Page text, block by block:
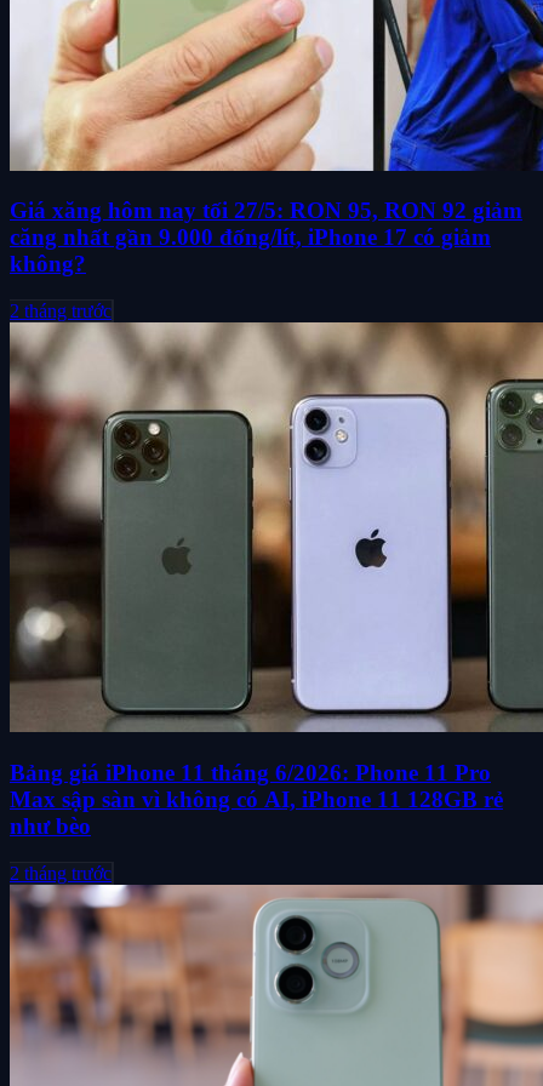
Giá xăng hôm nay tối 27/5: RON 95, RON 92 giảm
căng nhất gần 9.000 đống/lít, iPhone 17 có giảm
không?
2 tháng trước
Bảng giá iPhone 11 tháng 6/2026: Phone 11 Pro
Max sập sàn vì không có AI, iPhone 11 128GB rẻ
như bèo
2 tháng trước